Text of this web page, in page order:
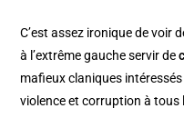
C’est assez ironique de voir
à l’extrême gauche servir de
mafieux claniques
violence et corruption à tous